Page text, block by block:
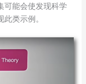
可能会使发现科学
类示例。